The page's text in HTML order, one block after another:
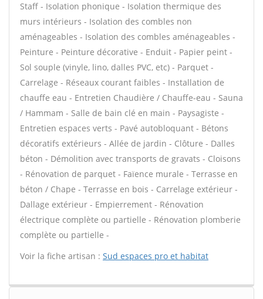
Staff - Isolation phonique - Isolation thermique des
murs intérieurs - Isolation des combles non
aménageables - Isolation des combles aménageables -
Peinture - Peinture décorative - Enduit - Papier peint -
Sol souple (vinyle, lino, dalles PVC, etc) - Parquet -
Carrelage - Réseaux courant faibles - Installation de
chauffe eau - Entretien Chaudière / Chauffe-eau - Sauna
/ Hammam - Salle de bain clé en main - Paysagiste -
Entretien espaces verts - Pavé autobloquant - Bétons
décoratifs extérieurs - Allée de jardin - Clôture - Dalles
béton - Démolition avec transports de gravats - Cloisons
- Rénovation de parquet - Faïence murale - Terrasse en
béton / Chape - Terrasse en bois - Carrelage extérieur -
Dallage extérieur - Empierrement - Rénovation
électrique complète ou partielle - Rénovation plomberie
complète ou partielle -
Voir la fiche artisan : Sud espaces pro et habitat